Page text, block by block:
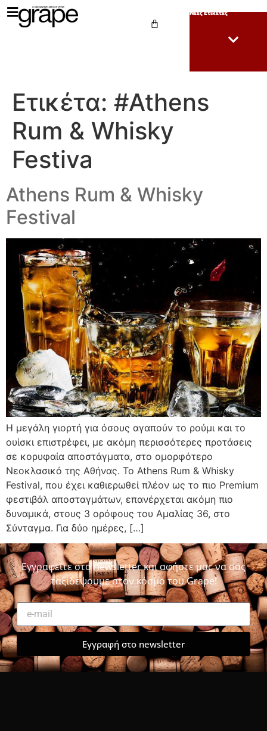
Νέες Ετικέτες
Ετικέτα: #Athens
Rum & Whisky
Festiva
Athens Rum & Whisky
Festival
Η μεγάλη γιορτή για όσους αγαπούν το ρούμι και το
ουίσκι επιστρέφει, με ακόμη περισσότερες προτάσεις
σε κορυφαία αποστάγματα, στο ομορφότερο
Νεοκλασικό της Αθήνας. Το Athens Rum & Whisky
Festival, που έχει καθιερωθεί πλέον ως το πιο Premium
φεστιβάλ αποσταγμάτων, επανέρχεται ακόμη πιο
δυναμικά, στους 3 ορόφους του Αμαλίας 36, στο
Σύνταγμα. Για δύο ημέρες, […]
Εγγραφείτε στο newsletter και αφήστε μας να σας
ταξιδέψουμε στον κόσμο του Grape!
Εγγραφή στο newsletter